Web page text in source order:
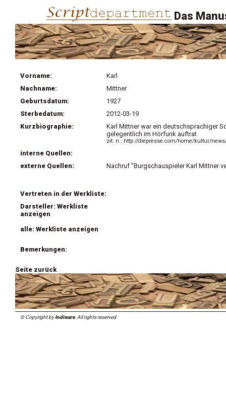
Das
Vorname:
Karl
Nachname:
Mittner
Geburtsdatum:
1927
Sterbedatum:
2012-03-19
Kurzbiographie:
Karl Mittner war ein deutschsprachiger
gelegentlich im Hörfunk auftrat.
zit. n.: http://diepresse.com/home/kultur/
interne Quellen:
externe Quellen:
Nachruf "Burgschauspieler Karl Mittner
Vertreten in der Werkliste:
Darsteller: Werkliste
anzeigen
alle: Werkliste anzeigen
Bemerkungen:
Seite zurück
© Copyright byIndiware. All rights reserved.